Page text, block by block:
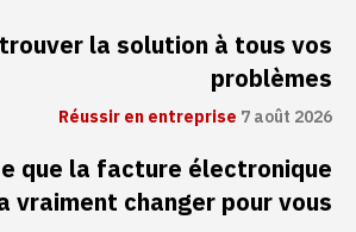
la solution à tous vos
problèmes
Réussir en entreprise 7 août 2026
que la facture électronique
vraiment changer pour vous